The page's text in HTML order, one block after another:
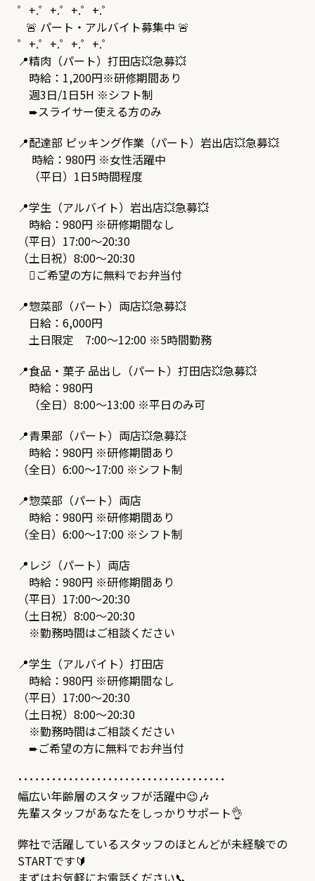
゜+.――゜+.――゜+.――゜+.――゜
🚨 パート・アルバイト募集中 🚨
゜+.――゜+.――゜+.――゜+.――゜
📍精肉（パート）打田店💥急募💥
時給：1,200円※研修期間あり
週3日/1日5H ※シフト制
➨スライサー使える方のみ
📍配達部 ピッキング作業（パート）岩出店💥急募💥
時給：980円 ※女性活躍中
（平日）1日5時間程度
📍学生（アルバイト）岩出店💥急募💥
時給：980円 ※研修期間なし
（平日）17:00～20:30
（土日祝）8:00～20:30
ご希望の方に無料でお弁当付
📍惣菜部（パート）両店💥急募💥
日給：6,000円
土日限定 7:00～12:00 ※5時間勤務
📍食品・菓子 品出し（パート）打田店💥急募💥
時給：980円
（全日）8:00～13:00 ※平日のみ可
📍青果部（パート）両店💥急募💥
時給：980円 ※研修期間あり
（全日）6:00～17:00 ※シフト制
📍惣菜部（パート）両店
時給：980円 ※研修期間あり
（全日）6:00～17:00 ※シフト制
📍レジ（パート）両店
時給：980円 ※研修期間あり
（平日）17:00～20:30
（土日祝）8:00～20:30
※勤務時間はご相談ください
📍学生（アルバイト）打田店
時給：980円 ※研修期間なし
（平日）17:00～20:30
（土日祝）8:00～20:30
※勤務時間はご相談ください
➨ご希望の方に無料でお弁当付
･････････････････････････････････････
幅広い年齢層のスタッフが活躍中😉🎶
先輩スタッフがあなたをしっかりサポート👌
弊社で活躍しているスタッフのほとんどが未経験での
STARTです🔰
まずはお気軽にお電話ください📞